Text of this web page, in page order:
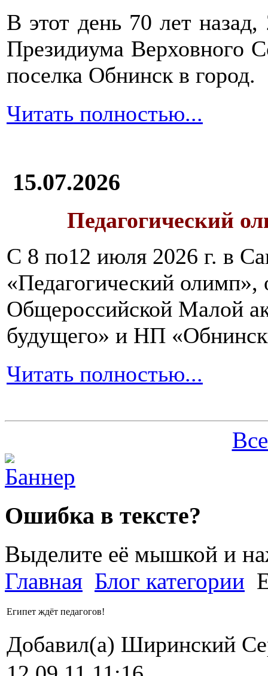
В этот день 70 лет
Президиума Верховного
поселка Обнинск в город.
Читать полностью...
15.07.2026
Педагогический
С 8 по12 июля 2026 г. в
«Педагогический олимп»,
Общероссийской Малой
будущего» и НП
Читать полностью...
Ошибка в тексте?
Выделите её мышкой и
Главная Блог категории
Египет ждёт педагогов!
Добавил(а) Ширинский